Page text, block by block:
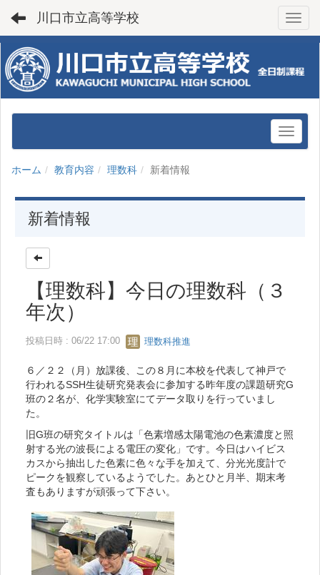
川口市立高等学校
ホーム 教育内容 理数科 新着情報
新着情報
【理数科】今日の理数科（３
年次）
投稿日時 : 06/22 17:00 理数科推進
６／２２（月）放課後、この８月に本校を代表して神戸で
行われるSSH生徒研究発表会に参加する昨年度の課題研究G
班の２名が、化学実験室にてデータ取りを行っていまし
た。
旧G班の研究タイトルは「色素増感太陽電池の色素濃度と照
射する光の波長による電圧の変化」です。今日はハイビス
カスから抽出した色素に色々な手を加えて、分光光度計で
ピークを観察しているようでした。あとひと月半、期末考
査もありますが頑張って下さい。